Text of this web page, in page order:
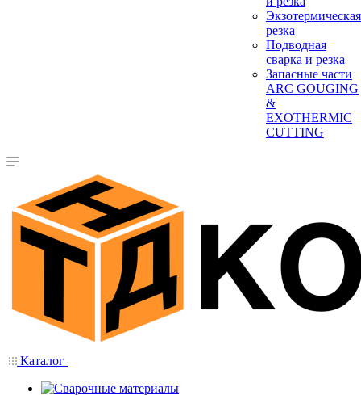
Экзотермическая
резка
Подводная
сварка и резка
Запасные части
ARC GOUGING
&
EXOTHERMIC
CUTTING
Каталог